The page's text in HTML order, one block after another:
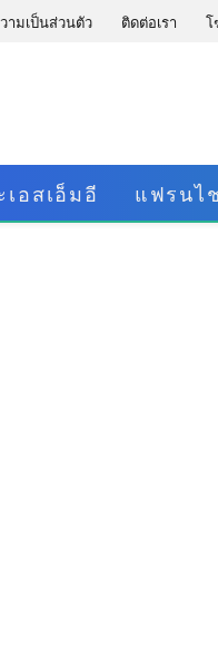
ามเป็นส่วนตัว ติดต่อเรา
อสเอ็มอี แฟรนไ